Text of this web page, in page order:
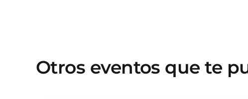
Otros eventos que te